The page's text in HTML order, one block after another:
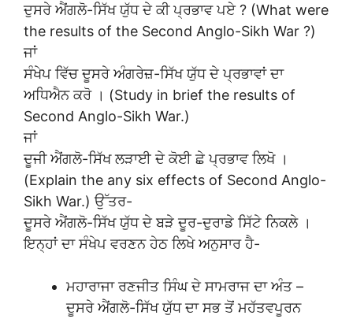
ਦੁਸਰੇ ਐਂਗਲੋ-ਸਿੱਖ ਯੁੱਧ ਦੇ ਕੀ ਪ੍ਰਭਾਵ ਪਏ ? (What were
the results of the Second Anglo-Sikh War ?)
ਜਾਂ
ਸੰਖੇਪ ਵਿੱਚ ਦੂਸਰੇ ਅੰਗਰੇਜ਼-ਸਿੱਖ ਯੁੱਧ ਦੇ ਪ੍ਰਭਾਵਾਂ ਦਾ
ਅਧਿਐਨ ਕਰੋ । (Study in brief the results of
Second Anglo-Sikh War.)
ਜਾਂ
ਦੂਜੀ ਐਂਗਲੋ-ਸਿੱਖ ਲੜਾਈ ਦੇ ਕੋਈ ਛੇ ਪ੍ਰਭਾਵ ਲਿਖੋ ।
(Explain the any six effects of Second Anglo-
Sikh War.) ਉੱਤਰ-
ਦੂਸਰੇ ਐਂਗਲੋ-ਸਿੱਖ ਯੁੱਧ ਦੇ ਬੜੇ ਦੂਰ-ਦੁਰਾਡੇ ਸਿੱਟੇ ਨਿਕਲੇ ।
ਇਨ੍ਹਾਂ ਦਾ ਸੰਖੇਪ ਵਰਣਨ ਹੇਠ ਲਿਖੇ ਅਨੁਸਾਰ ਹੈ-
ਮਹਾਰਾਜਾ ਰਣਜੀਤ ਸਿੰਘ ਦੇ ਸਾਮਰਾਜ ਦਾ ਅੰਤ –
ਦੂਸਰੇ ਐਂਗਲੋ-ਸਿੱਖ ਯੁੱਧ ਦਾ ਸਭ ਤੋਂ ਮਹੱਤਵਪੂਰਨ